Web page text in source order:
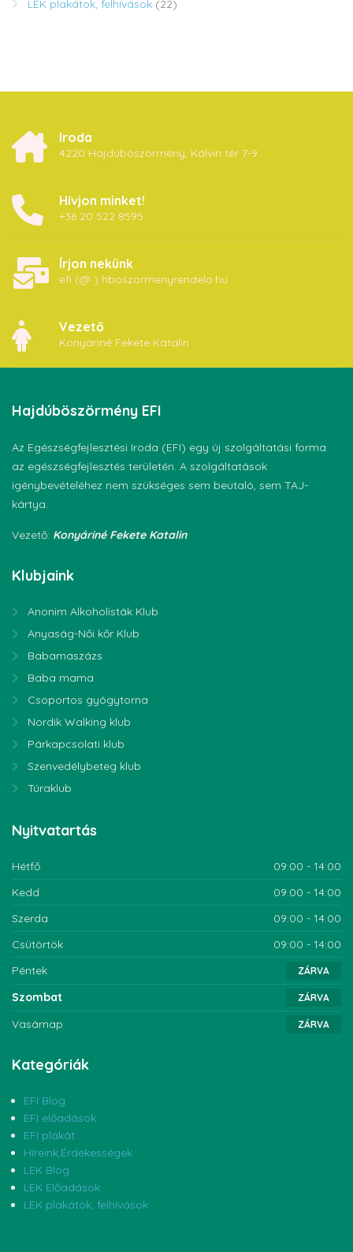
LEK plakátok, felhívások (22)
Iroda
4220 Hajdúböszörmény, Kálvin tér 7-9
Hívjon minket!
+36 20 522 8595
Írjon nekünk
efi (@ ) hboszormenyrendelo.hu
Vezető
Konyáriné Fekete Katalin
Hajdúböszörmény EFI
Az Egészségfejlesztési Iroda (EFI) egy új szolgáltatási forma
az egészségfejlesztés területén. A szolgáltatások
igénybevételéhez nem szükséges sem beutaló, sem TAJ-
kártya.
Vezető: Konyáriné Fekete Katalin
Klubjaink
Anonim Alkoholisták Klub
Anyaság-Női kőr Klub
Babamaszázs
Baba mama
Csoportos gyógytorna
Nordik Walking klub
Párkapcsolati klub
Szenvedélybeteg klub
Túraklub
Nyitvatartás
Hétfő
09:00 - 14:00
Kedd
09:00 - 14:00
Szerda
09:00 - 14:00
Csütörtök
09:00 - 14:00
Péntek
ZÁRVA
Szombat ZÁRVA
Vasárnap ZÁRVA
Kategóriák
EFI Blog
EFI előadások
EFI plakát
Híreink,Érdekességek
LEK Blog
LEK Előadások
LEK plakátok, felhívások